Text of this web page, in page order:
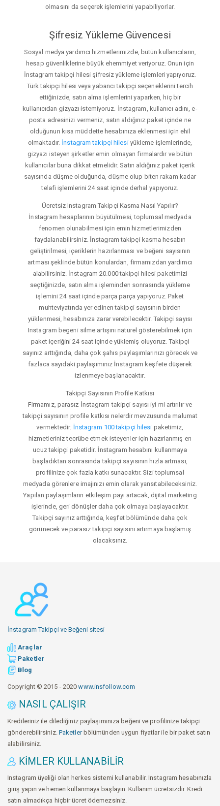
olmasını da seçerek işlemlerini yapabiliyorlar.
Şifresiz Yükleme Güvencesi
Sosyal medya yardımcı hizmetlerimizde, bütün kullanıcıların,
hesap güvenliklerine büyük ehemmiyet veriyoruz. Onun için
İnstagram takipçi hilesi şifresiz yükleme işlemleri yapıyoruz.
Türk takipçi hilesi veya yabancı takipçi seçeneklerini tercih
ettiğinizde, satın alma işlemlerini yaparken, hiç bir
kullanıcıdan gizyazı istemiyoruz. İnstagram, kullanıcı adını, e-
posta adresinizi vermeniz, satın aldığınız paket içinde ne
olduğunun kısa müddette hesabınıza eklenmesi için ehil
olmaktadır. İnstagram takipçi hilesiyükleme işlemlerinde,
gizyazı isteyen şirketler emin olmayan firmalardır ve bütün
kullanıcılar buna dikkat etmelidir. Satın aldığınız paket içerik
sayısında düşme olduğunda, düşme olup biten rakam kadar
telafi işlemlerini 24 saat içinde derhal yapıyoruz.
Ücretsiz Instagram Takipçi Kasma Nasıl Yapılır?
İnstagram hesaplarının büyütülmesi, toplumsal medyada
fenomen olunabilmesi için emin hizmetlerimizden
faydalanabilirsiniz. İnstagram takipçi kasma hesabın
geliştirilmesi, içeriklerin hazırlanması ve beğeni sayısının
artması şeklinde bütün konulardan, firmamızdan yardımcı
alabilirsiniz. İnstagram 20.000 takipçi hilesi paketimizi
seçtiğinizde, satın alma işleminden sonrasında yükleme
işlemini 24 saat içinde parça parça yapıyoruz. Paket
muhteviyatında yer edinen takipçi sayısının birden
yüklenmesi, hesabınıza zarar verebilecektir. Takipçi sayısı
Instagram begeni silme artışını naturel gösterebilmek için
paket içeriğini 24 saat içinde yüklemiş oluyoruz. Takipçi
sayınız arttığında, daha çok şahıs paylaşımlarınızı görecek ve
fazlaca sayıdaki paylaşımınız İnstagram keşfete düşerek
izlenmeye başlanacaktır.
Takipçi Sayısının Profile Katkısı
Firmamız, parasız İnstagram takipçi sayısı iyi mi artırılır ve
takipçi sayısının profile katkısı nelerdir mevzusunda malumat
vermektedir. İnstagram 100 takipçi hilesi paketimiz,
hizmetleriniz tecrübe etmek isteyenler için hazırlanmış en
ucuz takipçi paketidir. İnstagram hesabını kullanmaya
başladıktan sonrasında takipçi sayısının hızla artması,
profilinize çok fazla katkı sunacaktır. Sizi toplumsal
medyada görenlere imajınızı emin olarak yansıtabileceksiniz.
Yapılan paylaşımların etkileşim payı artacak, dijital marketing
işlerinde, geri dönüşler daha çok olmaya başlayacaktır.
Takipçi sayınız arttığında, keşfet bölümünde daha çok
görünecek ve parasız takipçi sayısını artırmaya başlamış
olacaksınız.
İnstagram Takipçi ve Beğeni sitesi
Araçlar
Paketler
Blog
Copyright © 2015 - 2020www.insfollow.com
NASIL ÇALIŞIR
Kredileriniz ile dilediğiniz paylaşımınıza beğeni ve profilinize takipçi
gönderebilirsiniz. Paketlerbölümünden uygun fiyatlar ile bir paket satın
alabilirsiniz.
KIMLER KULLANABILIR
Instagram üyeliği olan herkes sistemi kullanabilir. Instagram hesabınızla
giriş yapın ve hemen kullanmaya başlayın. Kullanım ücretsizdir. Kredi
satın almadıkça hiçbir ücret ödemezsiniz.